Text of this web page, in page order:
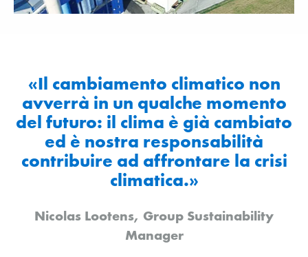
«Il cambiamento climatico non
avverrà in un qualche momento
del futuro: il clima è già cambiato
ed è nostra responsabilità
contribuire ad affrontare la crisi
climatica.»
Nicolas Lootens, Group Sustainability
Manager